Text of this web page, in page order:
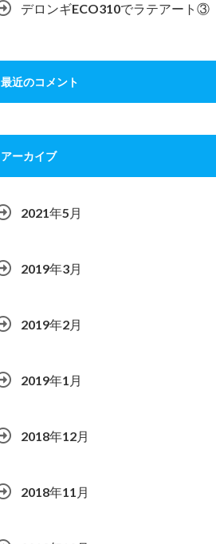
デロンギECO310でラテアート③
最近のコメント
アーカイブ
2021年5月
2019年3月
2019年2月
2019年1月
2018年12月
2018年11月